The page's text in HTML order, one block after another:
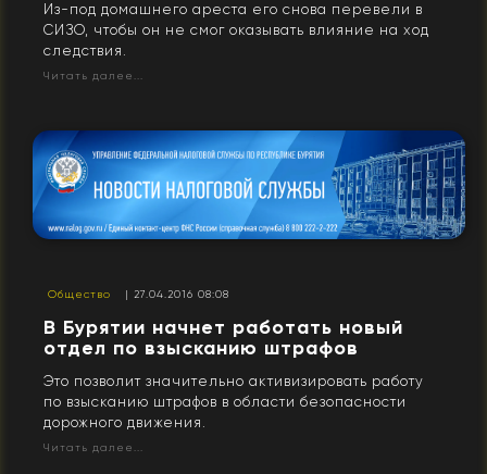
Из-под домашнего ареста его снова перевели в
СИЗО, чтобы он не смог оказывать влияние на ход
следствия.
Читать далее...
Общество | 27.04.2016 08:08
​В Бурятии начнет работать новый
отдел по взысканию штрафов
Это позволит значительно активизировать работу
по взысканию штрафов в области безопасности
дорожного движения.
Читать далее...